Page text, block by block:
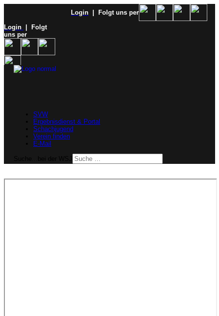
Login
| Folgt uns per
Login
| Folgt
uns per
SVW
Ergebnisdienst & Portal
Schachjugend
Verein finden
E-Mail